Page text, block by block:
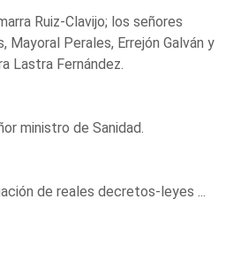
Ruiz-Clavijo; los señores
Mayoral Perales, Errejón Galván y
Lastra Fernández.
ministro de Sanidad.
de reales decretos-leyes ...